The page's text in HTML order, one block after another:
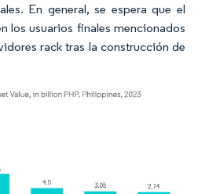
En general, se espera que el
los usuarios finales mencionados
rack tras la construcción de